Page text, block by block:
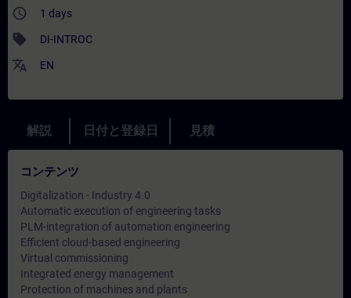
access_time 1 days
sell DI-INTROC
translate EN
解説 日付と登録日 見積
コンテンツ
Digitalization - Industry 4.0
Automatic execution of engineering tasks
PLM-integration of automation engineering
Efficient cloud-based engineering
Virtual commissioning
Integrated energy management
Protection of machines and plants